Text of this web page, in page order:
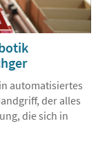
automatisiertes
der alles
die sich in